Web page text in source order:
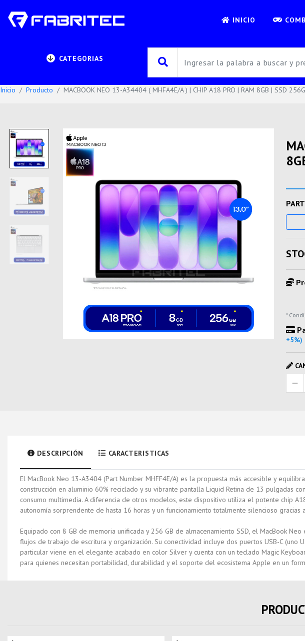
INICIO
CATEGORIAS
Inicio Producto MACBOOK NEO 13-A34404 ( MHFA4E/A ) | CHIP A18 PRO | RAM 8GB | SSD
*
+5%)
DESCRIPCIÓN CARACTERISTICAS
El MacBook Neo 13-A3404 (Part Number MHFF4E/A) es la propuesta más accesible y
construcción en aluminio 60% reciclado y su vibrante pantalla Liquid Retina de 13 pulgadas
consumo multimedia. A diferencia de otros modelos, este dispositivo utiliza el potente chip
autonomía sorprendente de hasta 16 horas y un funcionamiento totalmente silencioso gracias
Equipado con 8 GB de memoria unificada y 256 GB de almacenamiento SSD, el MacBook
flujos de trabajo de escritura y organización. Su conectividad incluye dos puertos USB-C
particular viene en el elegante acabado en color Silver y cuenta con un teclado Magic
para quienes necesitan portabilidad, durabilidad y el soporte del ecosistema Apple en un